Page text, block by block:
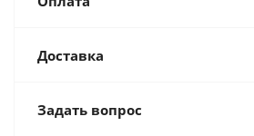
Доставка
Задать вопрос